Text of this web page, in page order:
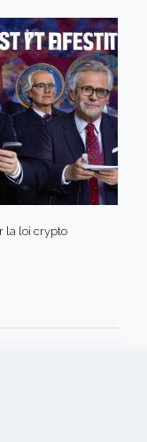
la loi crypto